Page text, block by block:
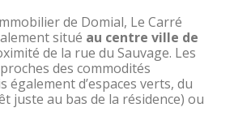
de Domial, Le Carré
situé au centre ville de
de la rue du Sauvage. Les
des commodités
également d’espaces verts, du
juste au bas de la résidence) ou